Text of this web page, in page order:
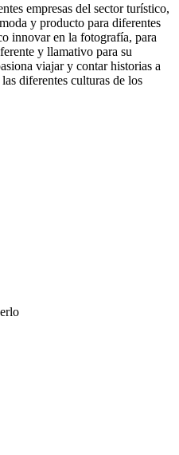
empresas del sector turístico,
y producto para diferentes
innovar en la fotografía, para
y llamativo para su
viajar y contar historias a
diferentes culturas de los